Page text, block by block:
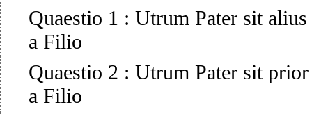
Quaestio 1 : Utrum Pater sit alius
a Filio
Quaestio 2 : Utrum Pater sit prior
a Filio